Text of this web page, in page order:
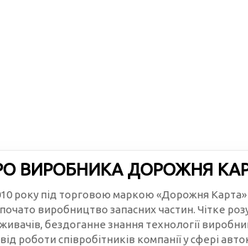
ВИРОБНИКА ДОРОЖНЯ
року під торговою маркою «Дорожня
виробництво запасних частин. Чітке
бездоганне знання технології
роботи співробітників компанії у сфері